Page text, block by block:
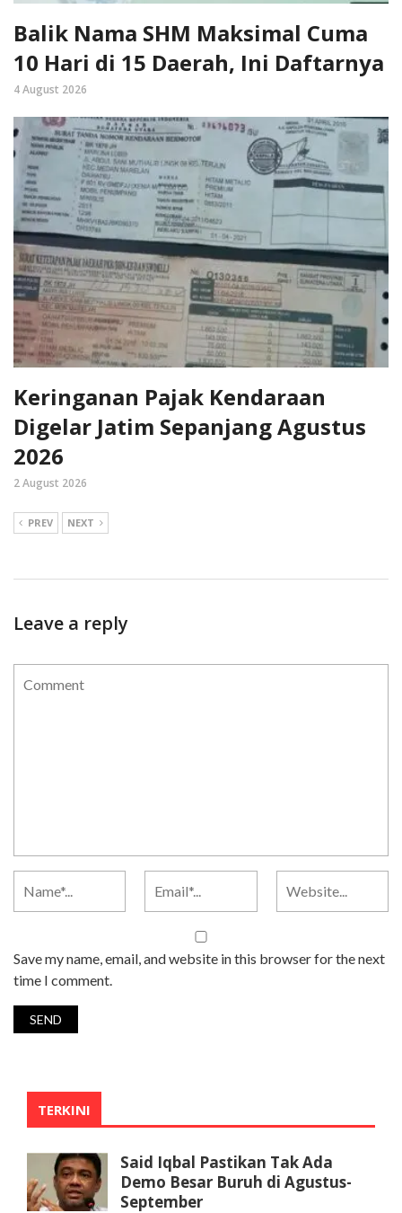
Balik Nama SHM Maksimal Cuma
10 Hari di 15 Daerah, Ini Daftarnya
4 August 2026
Keringanan Pajak Kendaraan
Digelar Jatim Sepanjang Agustus
2026
2 August 2026
PREV NEXT
Leave a reply
Save my name, email, and website in this browser for the next
time I comment.
TERKINI
Said Iqbal Pastikan Tak Ada
Demo Besar Buruh di Agustus-
September